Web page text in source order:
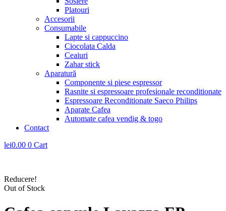
Platouri
Accesorii
Consumabile
Lapte si cappuccino
Ciocolata Calda
Ceaiuri
Zahar stick
Aparatură
Componente si piese espressor
Rasnite si espressoare profesionale reconditionate
Espressoare Reconditionate Saeco Philips
Aparate Cafea
Automate cafea vendig & togo
Contact
lei0.00 0 Cart
Reducere!
Out of Stock